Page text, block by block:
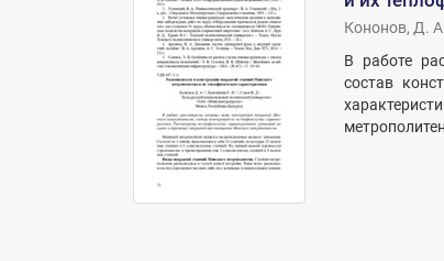
Кононов, Д. А.
В работе
состав